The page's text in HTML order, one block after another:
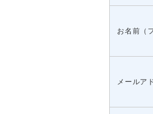
お名前（
メールア